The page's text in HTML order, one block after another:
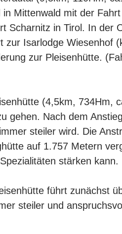
Mittenwald mit der
Scharnitz in Tirol. In der
Isarlodge Wiesenhof
zur Pleisenhütte.
(4,5km, 734Hm,
gehen. Nach dem
steiler wird. Die
auf 1.757 Metern
stärken kann.
führt zunächst
steiler und